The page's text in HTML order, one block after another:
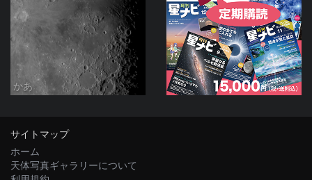
かあ
サイトマップ
ホーム
天体写真ギャラリーについて